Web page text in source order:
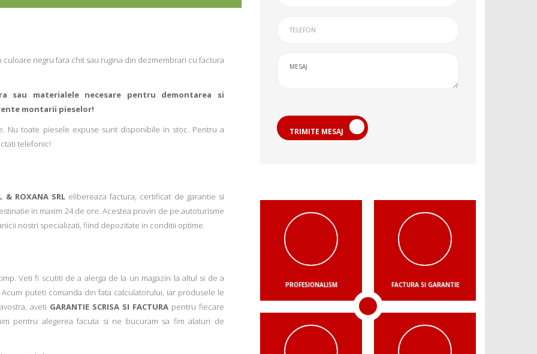
negru fara chit sau rugina din dezmembrari cu factura
sau materialele necesare pentru demontarea si
montarii pieselor!
Nu toate piesele expuse sunt disponibile in stoc. Pentru a
telefonic!
& ROXANA SRLelibereaza factura, certificat de garantie si
in maxim 24 de ore. Acestea provin de pe autoturisme
nostri specializati, fiind depozitate in conditii optime.
Veti fi scutiti de a alerga de la un magazin la altul si de a
puteti comanda din fata calculatorului, iar produsele le
aveti GARANTIE SCRISA SI FACTURA pentru fiecare
pentru alegerea facuta si ne bucuram sa fim alaturi de
TRIMITE MESAJ
PROFESIONALISM FACTURA SI GARANTIE